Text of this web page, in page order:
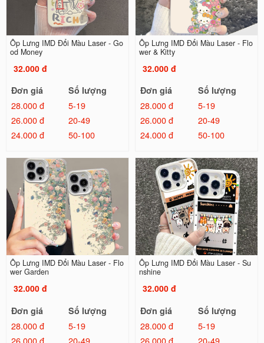
Ốp Lưng IMD Đổi Màu Laser - Go
od Money
32.000 đ
Đơn giá
Số lượng
28.000 đ
5-19
26.000 đ
20-49
24.000 đ
50-100
Ốp Lưng IMD Đổi Màu Laser - Flo
wer & Kitty
32.000 đ
Đơn giá
Số lượng
28.000 đ
5-19
26.000 đ
20-49
24.000 đ
50-100
Ốp Lưng IMD Đổi Màu Laser - Flo
wer Garden
32.000 đ
Đơn giá
Số lượng
28.000 đ
5-19
26.000 đ
20-49
Ốp Lưng IMD Đổi Màu Laser - Su
nshine
32.000 đ
Đơn giá
Số lượng
28.000 đ
5-19
26.000 đ
20-49